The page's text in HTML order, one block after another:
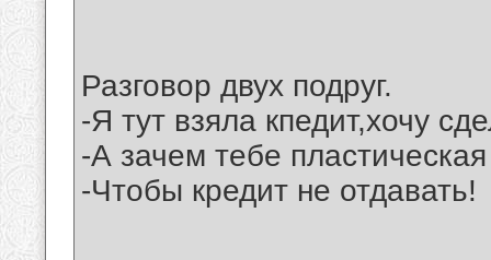
Разговор двух подруг.
-Я тут взяла кпедит,хочу
-А зачем тебе
-Чтобы кредит не отдавать!